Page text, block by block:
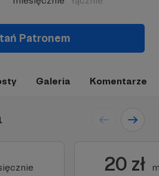
Patronem
Galeria Komentarze
20 zł